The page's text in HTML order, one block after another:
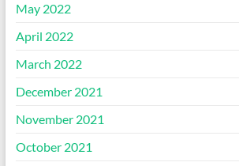
May 2022
April 2022
March 2022
December 2021
November 2021
October 2021